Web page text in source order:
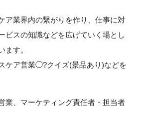
ア業界内の繋がりを作り、仕事に対
ビスの知識などを広げていく場とし
ます。
ケア営業◯?クイズ(景品あり)などを
業、マーケティング責任者・担当者